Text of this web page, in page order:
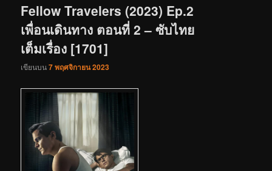
Fellow Travelers (2023) Ep.2
เพื่อนเดินทาง ตอนที่ 2 – ซับไทย
เต็มเรื่อง [1701]
เขียนบน7 พฤศจิกายน 2023